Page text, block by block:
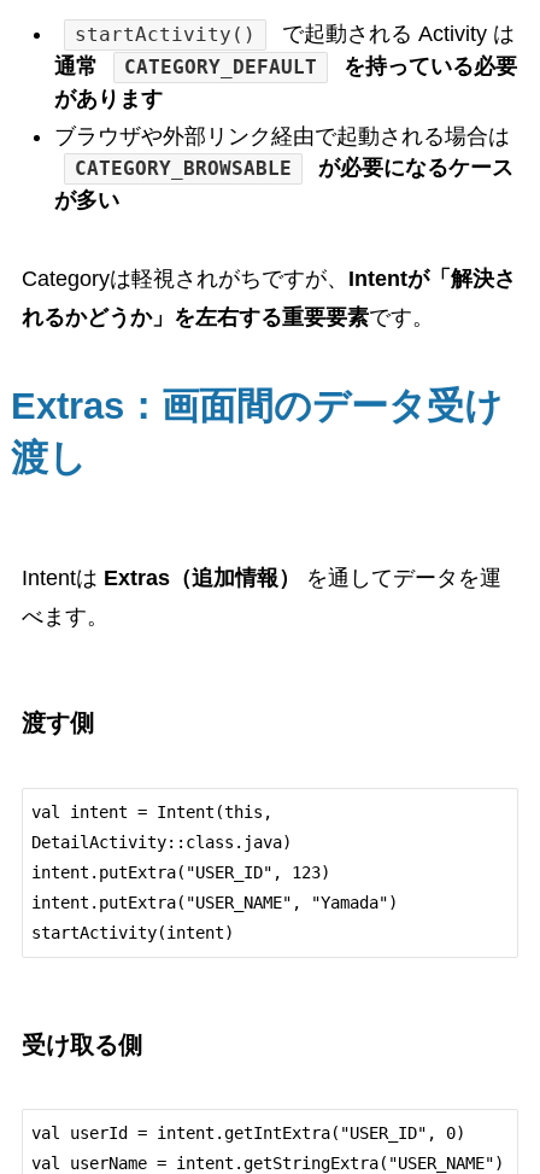
startActivity()
で起動される Activity は
通常
CATEGORY_DEFAULT
を持っている必要
があります
ブラウザや外部リンク経由で起動される場合は
CATEGORY_BROWSABLE
が必要になるケース
が多い
Categoryは軽視されがちですが、 Intentが「解決さ
れるかどうか」を左右する重要要素です。
Extras：画面間のデータ受け
渡し
Intentは Extras（追加情報）
を通してデータを運
べます。
渡す側
val intent = Intent(this,
DetailActivity::class.java)
intent.putExtra("USER_ID", 123)
intent.putExtra("USER_NAME", "Yamada")
受け取る側
val userId = intent.getIntExtra("USER_ID", 0)